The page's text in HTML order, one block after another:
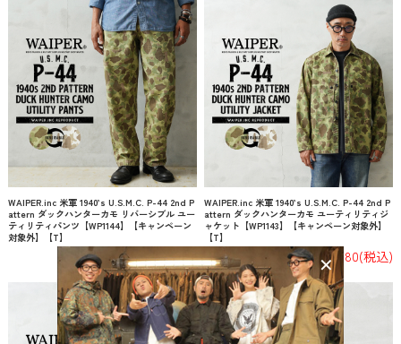
WAIPER.inc 米軍 1940’s U.S.M.C. P-44 2nd P
attern ダックハンターカモ リバーシブル ユー
ティリティパンツ【WP1144】【キャンペーン
対象外】【T】
¥15,180(税込)
WAIPER.inc 米軍 1940’s U.S.M.C. P-44 2nd P
attern ダックハンターカモ ユーティリティジ
ャケット【WP1143】【キャンペーン対象外】
【T】
¥15,180(税込)